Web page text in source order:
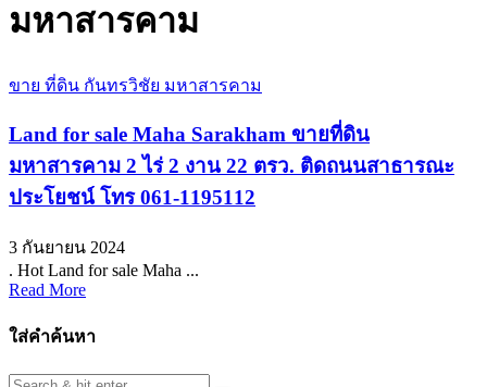
มหาสารคาม
ขาย ที่ดิน กันทรวิชัย มหาสารคาม
Land for sale Maha Sarakham ขายที่ดิน
มหาสารคาม 2 ไร่ 2 งาน 22 ตรว. ติดถนนสาธารณะ
ประโยชน์ โทร 061-1195112
3 กันยายน 2024
. Hot Land for sale Maha ...
Read More
ใส่คำค้นหา